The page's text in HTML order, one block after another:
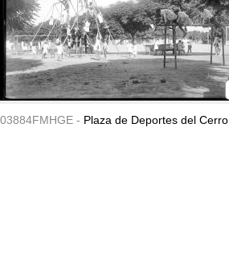
03884FMHGE - Plaza de Deportes del Cerro.